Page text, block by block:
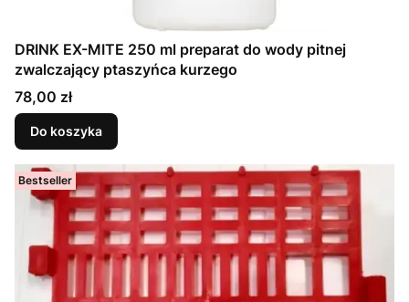
DRINK EX-MITE 250 ml preparat do wody pitnej
zwalczający ptaszyńca kurzego
Cena
78,00 zł
Do koszyka
Bestseller